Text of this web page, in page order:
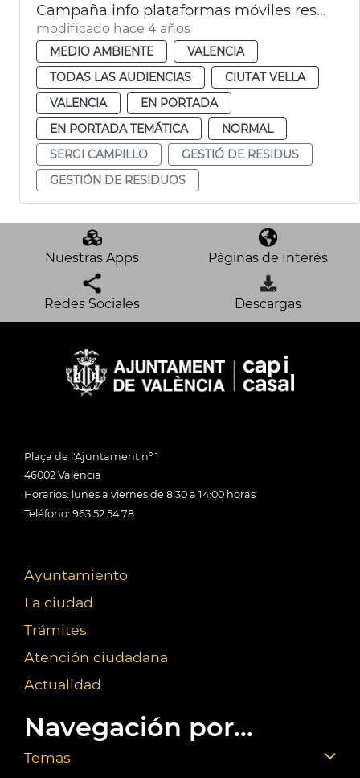
Campaña info plataformas móviles residuos Ciutat Vella Nord
modificado hace 4 años
MEDIO AMBIENTE
VALENCIA
TODAS LAS AUDIENCIAS
CIUTAT VELLA
VALENCIA
EN PORTADA
EN PORTADA TEMÁTICA
NORMAL
SERGI CAMPILLO
GESTIÓ DE RESIDUS
GESTIÓN DE RESIDUOS
Nuestras Apps Páginas de Interés
Redes Sociales Descargas
Plaça de l'Ajuntament nº 1
46002 València
Horarios: lunes a viernes de 8:30 a 14:00 horas
Teléfono: 963 52 54 78
Ayuntamiento
La ciudad
Trámites
Atención ciudadana
Actualidad
Navegación por...
Temas